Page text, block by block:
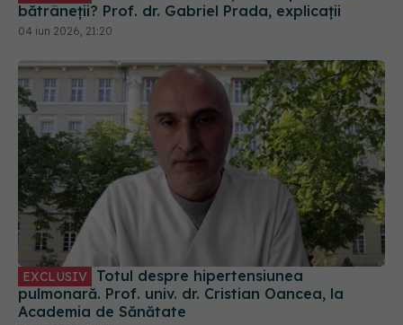
04 iun 2026, 21:20
EXCLUSIV
pulmonară. Prof. univ. dr. Cristian Oancea, la
Academia de Sănătate
26 mar 2026, 14:19